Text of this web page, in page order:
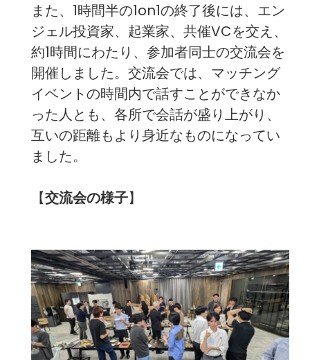
また、1時間半の1on1の終了後には、エン
ジェル投資家、起業家、共催VCを交え、
約1時間にわたり、参加者同士の交流会を
開催しました。交流会では、マッチング
イベントの時間内で話すことができなか
った人とも、各所で会話が盛り上がり、
互いの距離もより身近なものになってい
ました。
【交流会の様子】